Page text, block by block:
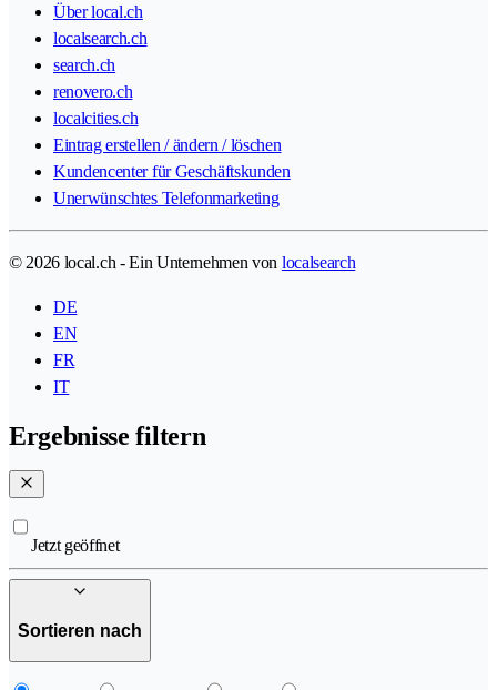
Über local.ch
localsearch.ch
search.ch
renovero.ch
localcities.ch
Eintrag erstellen / ändern / löschen
Kundencenter für Geschäftskunden
Unerwünschtes Telefonmarketing
© 2026 local.ch - Ein Unternehmen von localsearch
DE
EN
FR
IT
Ergebnisse filtern
Jetzt geöffnet
Sortieren nach